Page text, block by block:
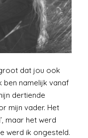
dat jou ook
ben namelijk vanaf
dertiende
mijn vader. Het
maar het werd
werd ik ongesteld.